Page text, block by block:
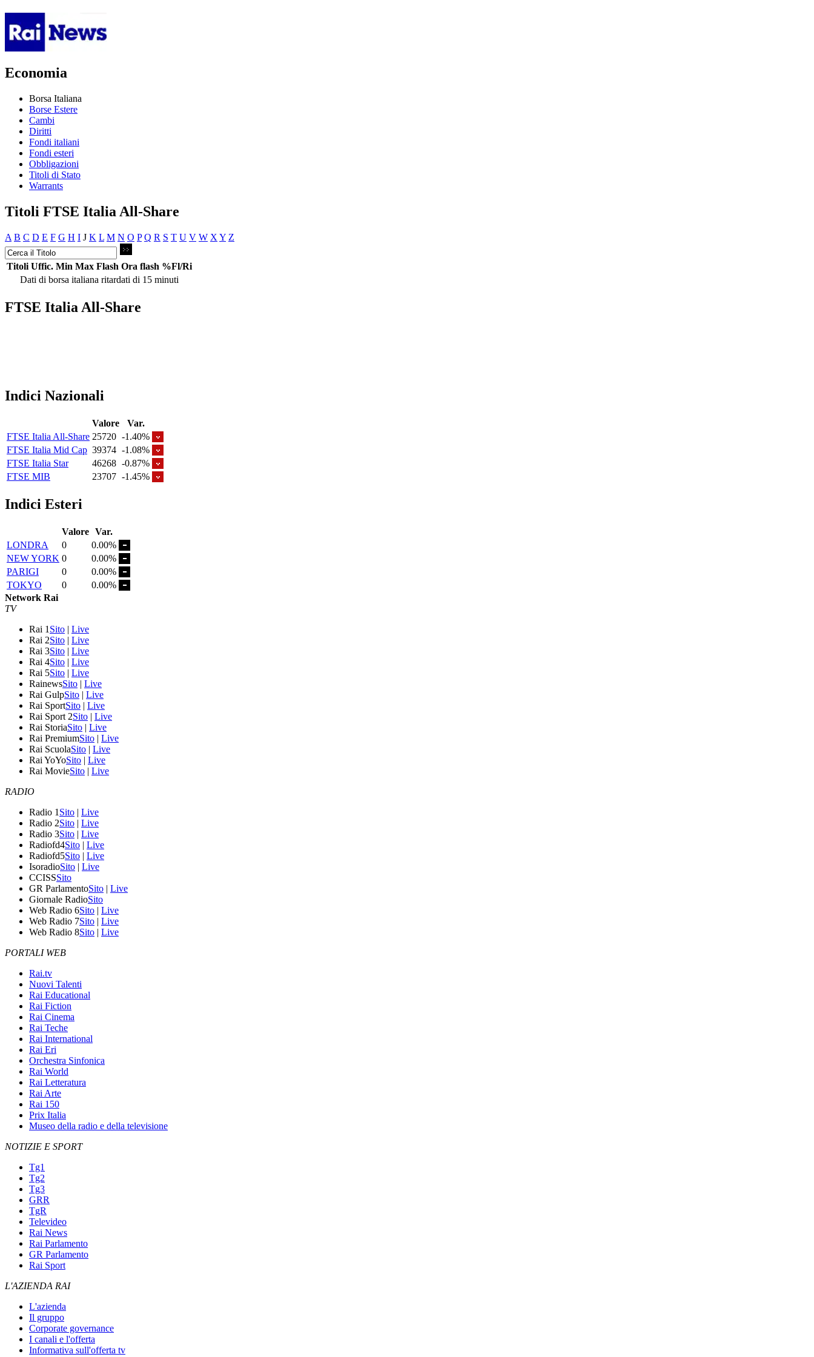
Economia
Borsa Italiana
Borse Estere
Cambi
Diritti
Fondi italiani
Fondi esteri
Obbligazioni
Titoli di Stato
Warrants
Titoli FTSE Italia All-Share
A B C D E F G H I J K L M N O P Q R S T U V W X Y Z
Titoli Uffic. Min Max Flash Ora flash %Fl/Ri
Dati di borsa italiana ritardati di 15 minuti
FTSE Italia All-Share
Indici Nazionali
Valore
Var.
FTSE Italia All-Share 25720 -1.40%
FTSE Italia Mid Cap 39374 -1.08%
FTSE Italia Star
46268 -0.87%
FTSE MIB
23707 -1.45%
Indici Esteri
Valore Var.
LONDRA
0
0.00%
NEW YORK 0
0.00%
PARIGI
0
0.00%
TOKYO
0
0.00%
Network Rai
TV
Rai 1 Sito | Live
Rai 2Sito | Live
Rai 3Sito | Live
Rai 4Sito | Live
Rai 5Sito | Live
RainewsSito | Live
Rai GulpSito | Live
Rai SportSito | Live
Rai Sport 2Sito | Live
Rai StoriaSito | Live
Rai PremiumSito | Live
Rai ScuolaSito | Live
Rai YoYoSito | Live
Rai MovieSito | Live
RADIO
Radio 1 Sito | Live
Radio 2Sito | Live
Radio 3Sito | Live
Radiofd4Sito | Live
Radiofd5Sito | Live
IsoradioSito | Live
CCISSSito
GR ParlamentoSito | Live
Giornale RadioSito
Web Radio 6Sito | Live
Web Radio 7Sito | Live
Web Radio 8Sito | Live
PORTALI WEB
Rai.tv
Nuovi Talenti
Rai Educational
Rai Fiction
Rai Cinema
Rai Teche
Rai International
Rai Eri
Orchestra Sinfonica
Rai World
Rai Letteratura
Rai Arte
Rai 150
Prix Italia
Museo della radio e della televisione
NOTIZIE E SPORT
Tg1
Tg2
Tg3
GRR
TgR
Televideo
Rai News
Rai Parlamento
GR Parlamento
Rai Sport
L'AZIENDA RAI
L'azienda
Il gruppo
Corporate governance
I canali e l'offerta
Informativa sull'offerta tv